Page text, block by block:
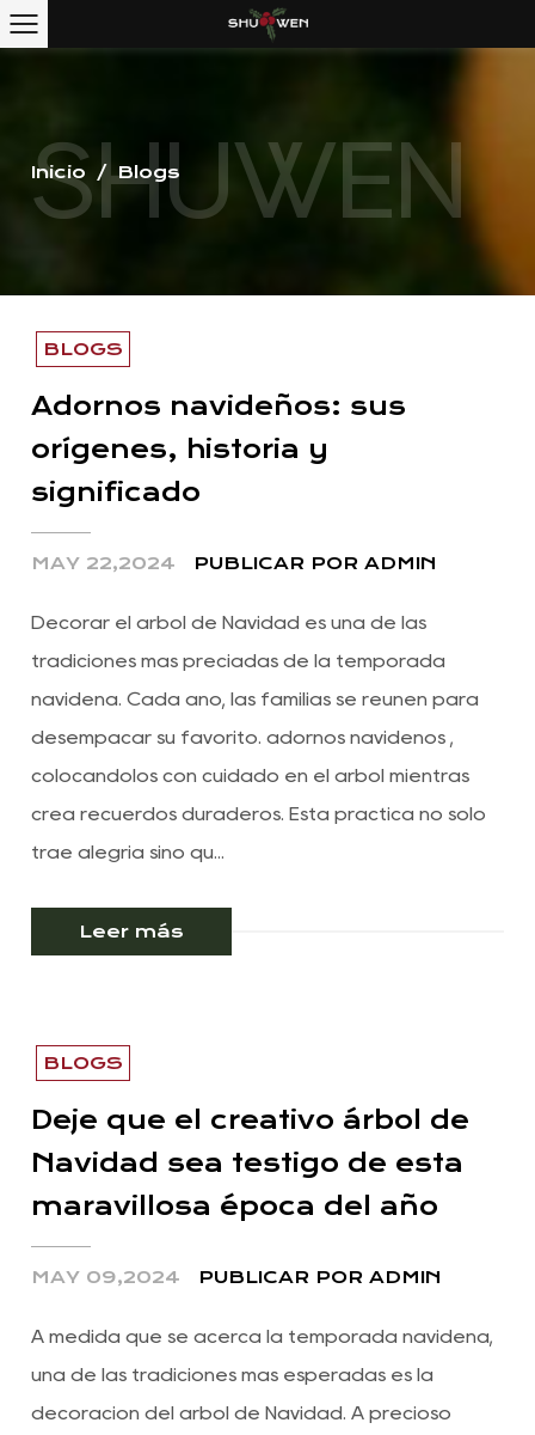
Inicio /Blogs
BLOGS
Adornos navideños: sus
orígenes, historia y
significado
MAY 22,2024 PUBLICAR POR ADMIN
Decorar el árbol de Navidad es una de las
tradiciones más preciadas de la temporada
navideña. Cada año, las familias se reúnen para
desempacar su favorito. adornos navideños ,
colocándolos con cuidado en el árbol mientras
crea recuerdos duraderos. Esta práctica no sólo
trae alegría sino qu...
Leer más
BLOGS
Deje que el creativo árbol de
Navidad sea testigo de esta
maravillosa época del año
MAY 09,2024 PUBLICAR POR ADMIN
A medida que se acerca la temporada navideña,
una de las tradiciones más esperadas es la
decoración del árbol de Navidad. A precioso